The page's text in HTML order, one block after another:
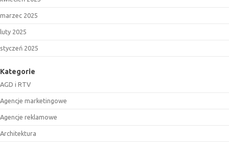
marzec 2025
luty 2025
styczeń 2025
Kategorie
AGD i RTV
Agencje marketingowe
Agencje reklamowe
Architektura